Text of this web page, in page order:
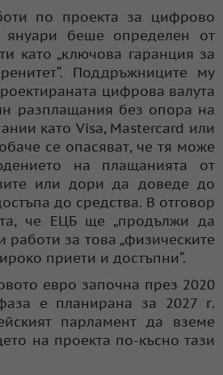
по проекта за цифрово
януари беше определен от
като „ключова гаранция за
Поддръжниците му
цифрова валута
разплащания без опора на
като Visa, Mastercard или
се опасяват, че тя може
на плащанията от
или дори да доведе до
до средства. В отговор
че ЕЦБ ще „продължи да
работи за това „физическите
приети и достъпни“.
евро започна през 2020
е планирана за 2027 г.
парламент да вземе
на проекта по-късно тази